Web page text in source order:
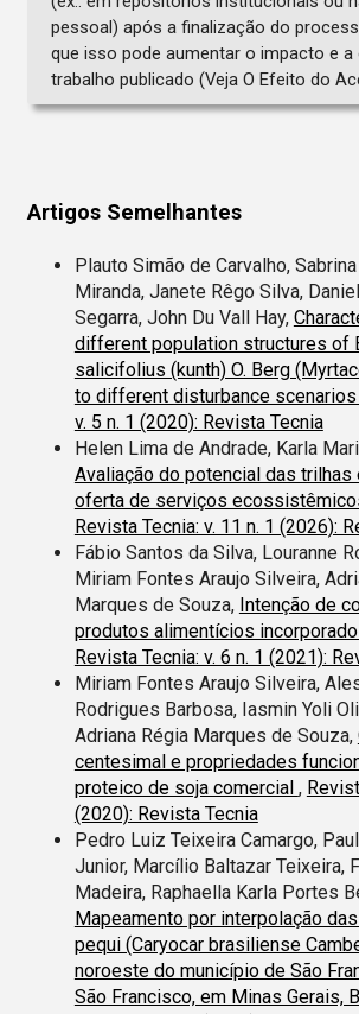
pessoal) após a finalização do
que isso pode aumentar o impacto e a
trabalho publicado (Veja O Efeito do
Artigos Semelhantes
Plauto Simão de Carvalho,
Miranda, Janete Rêgo Silva,
Segarra, John Du Vall Hay,
different population structures of
salicifolius (kunth) O. Berg
to different disturbance scenarios
v. 5 n. 1 (2020): Revista Tecnia
Helen Lima de Andrade, Karla
Avaliação do potencial das trilhas
oferta de serviços
Revista Tecnia: v. 11 n. 1 (2026):
Fábio Santos da Silva, Louranne
Miriam Fontes Araujo Silveira,
Marques de Souza, Intenção de
produtos alimentícios
Revista Tecnia: v. 6 n. 1 (2021):
Miriam Fontes Araujo Silveira,
Rodrigues Barbosa, Iasmin Yoli
Adriana Régia Marques de Souza,
centesimal e propriedades
proteico de soja comercial ,
(2020): Revista Tecnia
Pedro Luiz Teixeira Camargo,
Junior, Marcílio Baltazar Teixeira,
Madeira, Raphaella Karla Portes
Mapeamento por interpolação
pequi (Caryocar brasiliense
noroeste do município de São
São Francisco, em Minas Gerais,